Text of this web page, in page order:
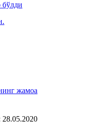
бўлди
жамоа